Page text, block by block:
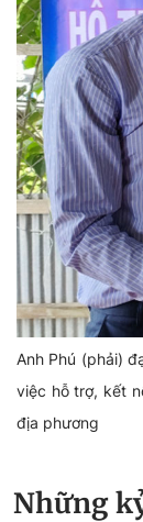
Anh Phú (phải)
việc hỗ trợ, kết
địa phương
Những